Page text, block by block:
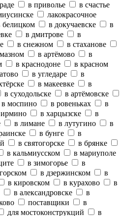
в приволье
в счастье
лакокрасочное
белицком в докучаевске
в
в дмитрове
в
в снежном
в стаханове
в артёмово
в
в краснодоне
в красном
в угледаре
в
в макеевке
в
в суходольске
в артёмовске
в моспино в ровеньках
в
в харцызске
в
в лимане в лутугино
в
в бунге
в
в святогорске
в брянке
в кальмиусском
в мариуполе
в зимогорье
в
в дзержинском
в
в кировском в курахово
в
в александровске
в
поставщики
в
для мостоконструкций в